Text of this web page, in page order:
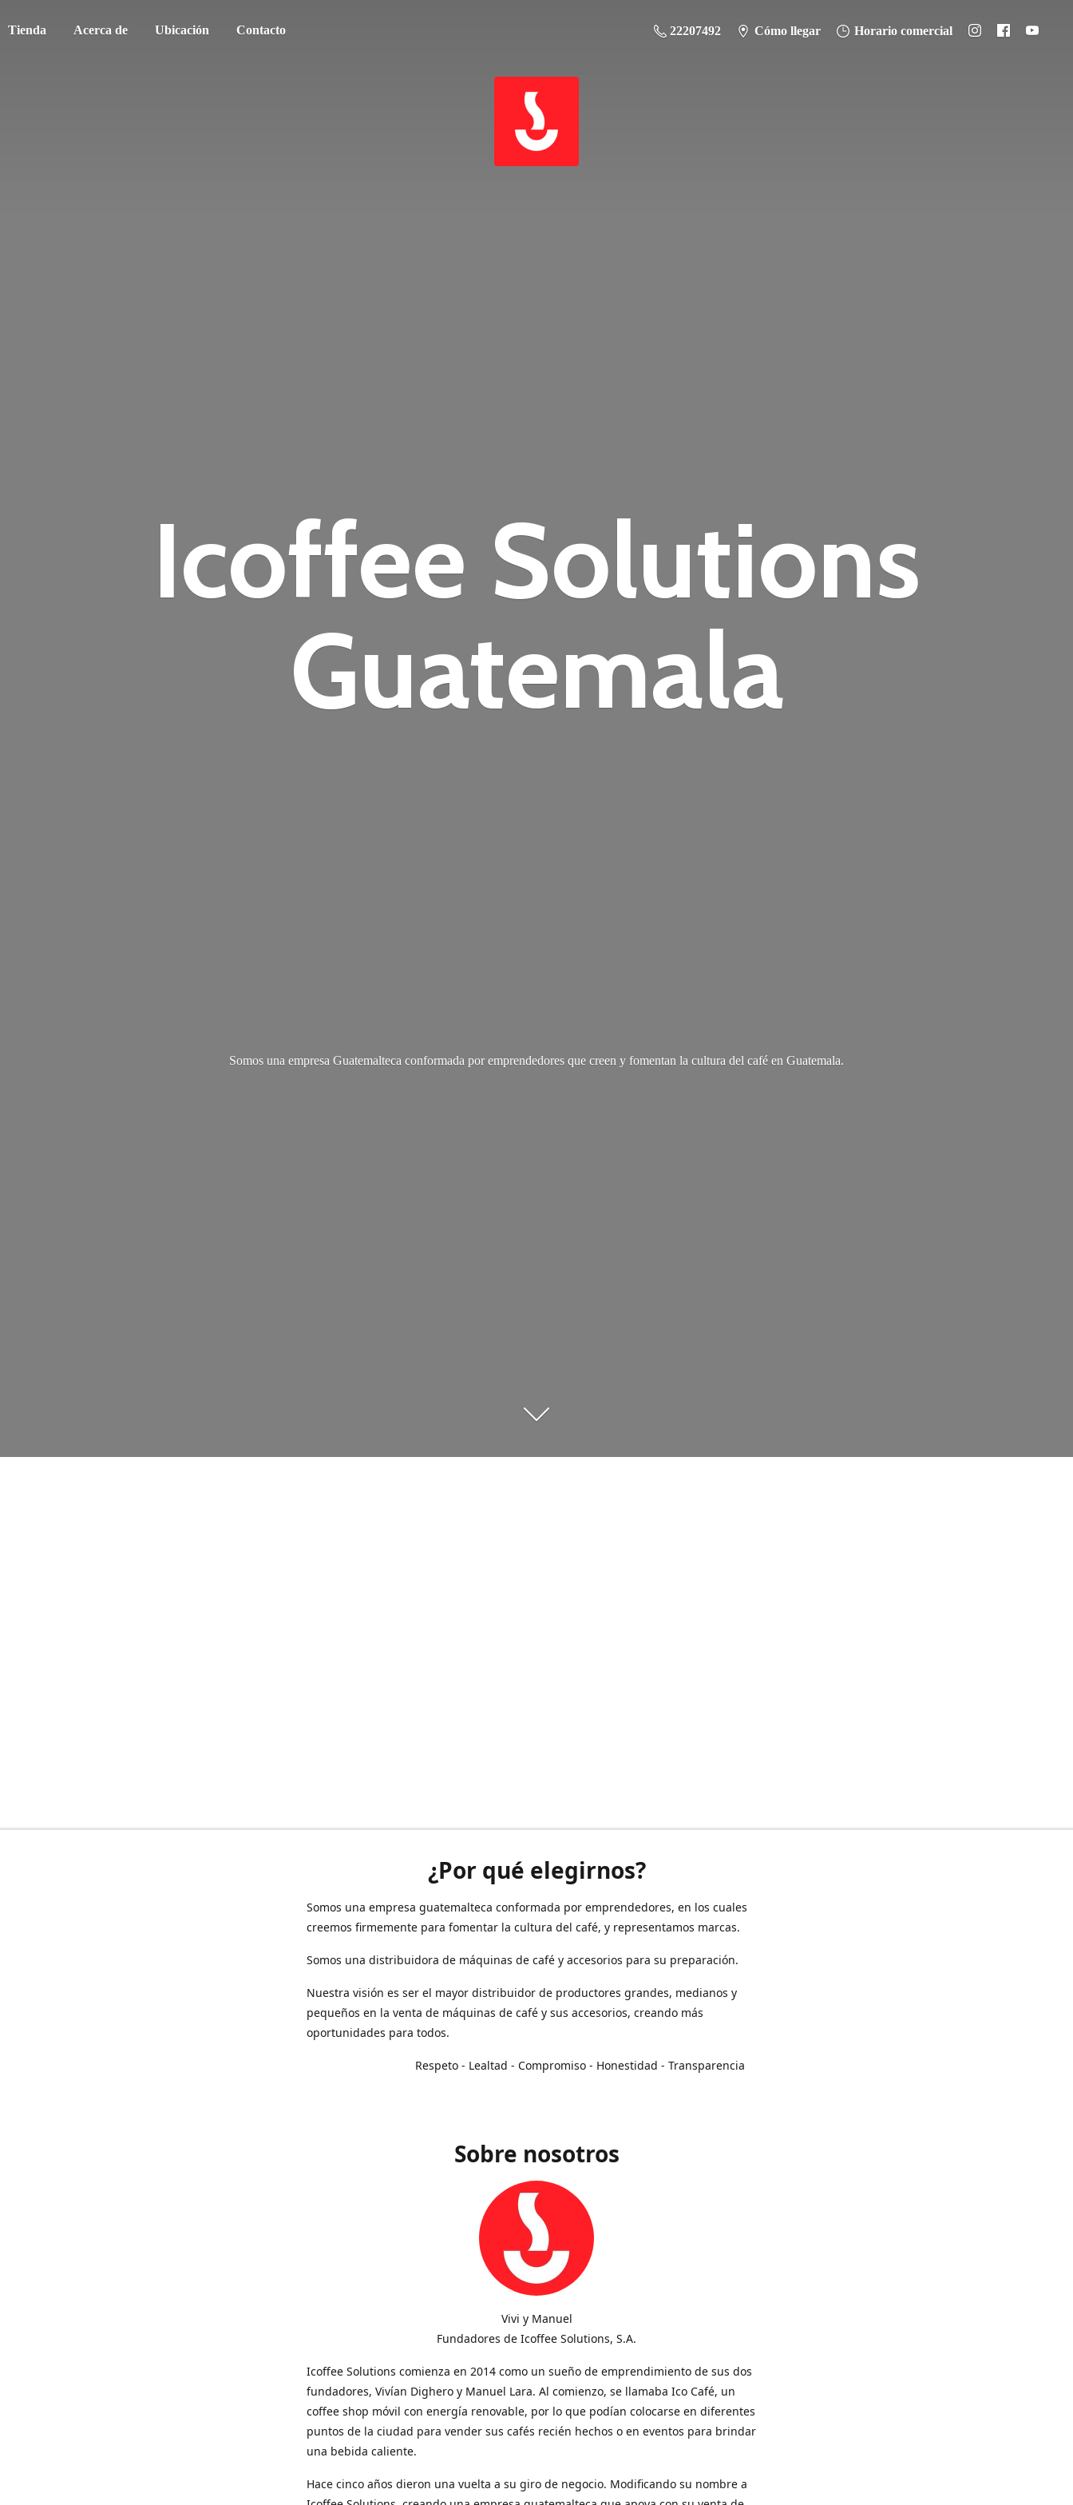
Tienda Acerca de Ubicación Contacto 22207492 Cómo llegar Horario comercial
Icoffee Solutions
Guatemala
Somos una empresa Guatemalteca conformada por emprendedores que creen y fomentan la cultura del café en Guatemala.
¿Por qué elegirnos?
Somos una empresa guatemalteca conformada por emprendedores, en los cuales
creemos firmemente para fomentar la cultura del café, y representamos marcas.
Somos una distribuidora de máquinas de café y accesorios para su preparación.
Nuestra visión es ser el mayor distribuidor de productores grandes, medianos y
pequeños en la venta de máquinas de café y sus accesorios, creando más
oportunidades para todos.
Respeto - Lealtad - Compromiso - Honestidad - Transparencia
Sobre nosotros
Vivi y Manuel
Fundadores de Icoffee Solutions, S.A.
Icoffee Solutions comienza en 2014 como un sueño de emprendimiento de sus dos
fundadores, Vivían Dighero y Manuel Lara. Al comienzo, se llamaba Ico Café, un
coffee shop móvil con energía renovable, por lo que podían colocarse en diferentes
puntos de la ciudad para vender sus cafés recién hechos o en eventos para brindar
una bebida caliente.
Hace cinco años dieron una vuelta a su giro de negocio. Modificando su nombre a